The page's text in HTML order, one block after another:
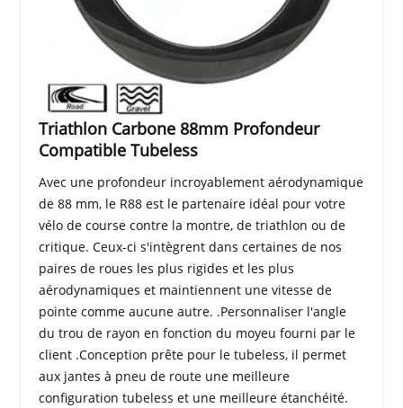
Triathlon Carbone 88mm Profondeur
Compatible Tubeless
Avec une profondeur incroyablement aérodynamique
de 88 mm, le R88 est le partenaire idéal pour votre
vélo de course contre la montre, de triathlon ou de
critique. Ceux-ci s'intègrent dans certaines de nos
paires de roues les plus rigides et les plus
aérodynamiques et maintiennent une vitesse de
pointe comme aucune autre. .Personnaliser l'angle
du trou de rayon en fonction du moyeu fourni par le
client .Conception prête pour le tubeless, il permet
aux jantes à pneu de route une meilleure
configuration tubeless et une meilleure étanchéité.